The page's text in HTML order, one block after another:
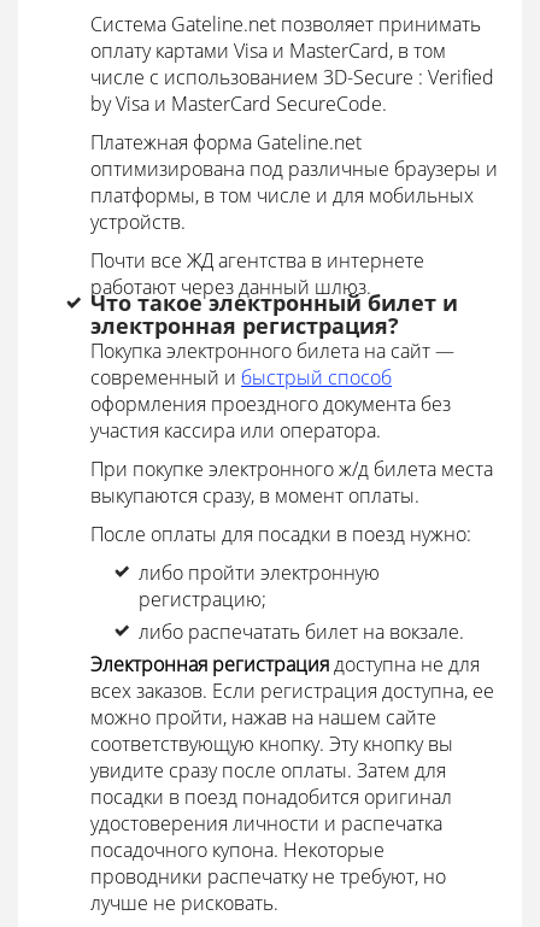
Система Gateline.net позволяет принимать
оплату картами Visa и MasterCard, в том
числе с использованием 3D-Secure : Verified
by Visa и MasterCard SecureCode.
Платежная форма Gateline.net
оптимизирована под различные браузеры и
платформы, в том числе и для мобильных
устройств.
Почти все ЖД агентства в интернете
работают через данный шлюз.
Что такое электронный билет и
электронная регистрация?
Покупка электронного билета на сайт —
современный и быстрый способ
оформления проездного документа без
участия кассира или оператора.
При покупке электронного ж/д билета места
выкупаются сразу, в момент оплаты.
После оплаты для посадки в поезд нужно:
либо пройти электронную
регистрацию;
либо распечатать билет на вокзале.
Электронная регистрациядоступна не для
всех заказов. Если регистрация доступна, ее
можно пройти, нажав на нашем сайте
соответствующую кнопку. Эту кнопку вы
увидите сразу после оплаты. Затем для
посадки в поезд понадобится оригинал
удостоверения личности и распечатка
посадочного купона. Некоторые
проводники распечатку не требуют, но
лучше не рисковать.